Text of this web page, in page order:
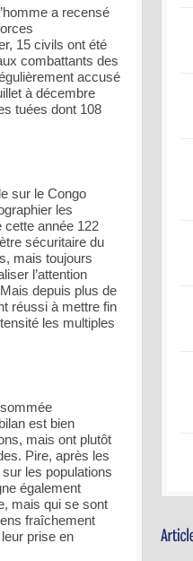
a recensé
15 civils ont été
combattants des
accusé
à décembre
tuées dont 108
sur le Congo
les
cette année 122
sécuritaire du
mais toujours
l’attention
depuis plus de
réussi à mettre fin
les multiples
est bien
mais ont plutôt
Pire, après les
les populations
également
mais qui se sont
fraîchement
prise en